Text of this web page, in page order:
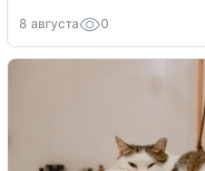
8 августа 0